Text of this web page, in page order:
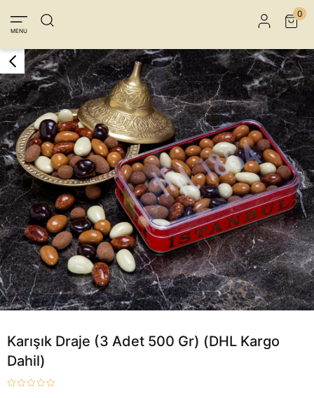
Üye Girişi Facebook İle Bağlan
MENU
0
Karışık Draje (3 Adet 500 Gr) (DHL Kargo
Dahil)